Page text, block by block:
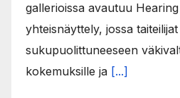
gallerioissa avautuu
yhteisnäyttely, jossa
sukupuolittuneeseen
kokemuksille ja [...]